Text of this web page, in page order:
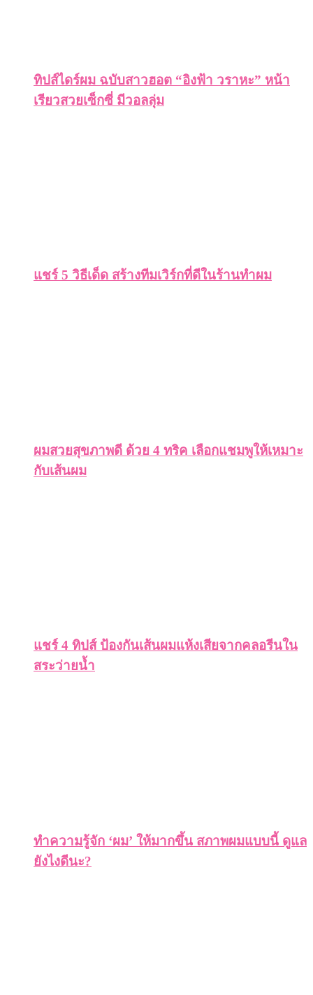
ทิปส์ไดร์ผม ฉบับสาวฮอต “อิงฟ้า วราหะ” หน้า
เรียวสวยเซ็กซี่ มีวอลลุ่ม
แชร์ 5 วิธีเด็ด สร้างทีมเวิร์กที่ดีในร้านทำผม
ผมสวยสุขภาพดี ด้วย 4 ทริค เลือกแชมพูให้เหมาะ
กับเส้นผม
แชร์ 4 ทิปส์ ป้องกันเส้นผมแห้งเสียจากคลอรีนใน
สระว่ายน้ำ
ทำความรู้จัก ‘ผม’ ให้มากขึ้น สภาพผมแบบนี้ ดูแล
ยังไงดีนะ?